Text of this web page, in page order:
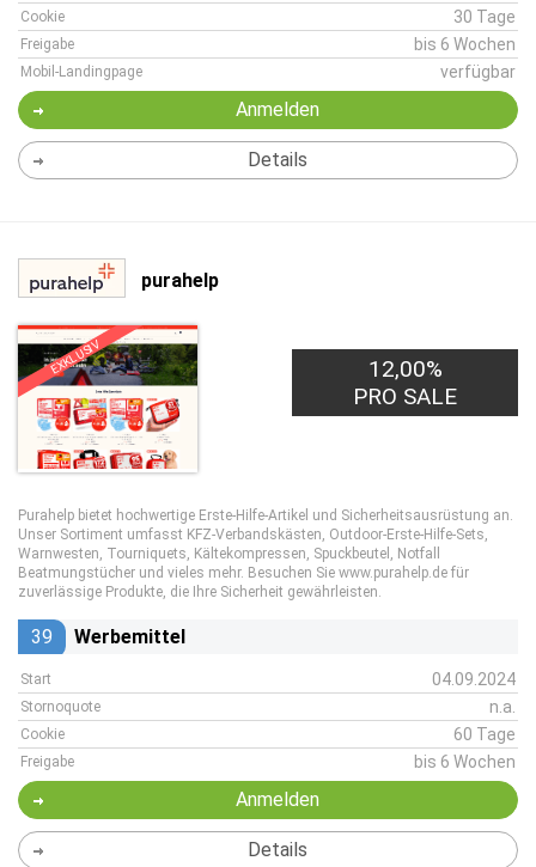
Cookie 30 Tage
Freigabe bis 6 Wochen
Mobil-Landingpage verfügbar
Anmelden
Details
purahelp
EXKLUSIV
12,00%
PRO SALE
Purahelp bietet hochwertige Erste-Hilfe-Artikel und Sicherheitsausrüstung an.
Unser Sortiment umfasst KFZ-Verbandskästen, Outdoor-Erste-Hilfe-Sets,
Warnwesten, Tourniquets, Kältekompressen, Spuckbeutel, Notfall
Beatmungstücher und vieles mehr. Besuchen Sie www.purahelp.de für
zuverlässige Produkte, die Ihre Sicherheit gewährleisten.
39 Werbemittel
Start 04.09.2024
Stornoquote n.a.
Cookie 60 Tage
Freigabe bis 6 Wochen
Anmelden
Details